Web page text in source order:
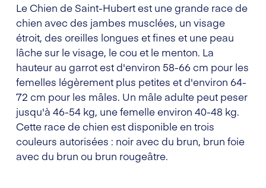
Le Chien de Saint-Hubert est une grande race de
chien avec des jambes musclées, un visage
étroit, des oreilles longues et fines et une peau
lâche sur le visage, le cou et le menton. La
hauteur au garrot est d'environ 58-66 cm pour les
femelles légèrement plus petites et d'environ 64-
72 cm pour les mâles. Un mâle adulte peut peser
jusqu'à 46-54 kg, une femelle environ 40-48 kg.
Cette race de chien est disponible en trois
couleurs autorisées : noir avec du brun, brun foie
avec du brun ou brun rougeâtre.